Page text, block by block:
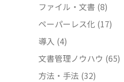
ファイル・文書 (8)
ペーパーレス化 (17)
導入 (4)
文書管理ノウハウ (65)
方法・手法 (32)